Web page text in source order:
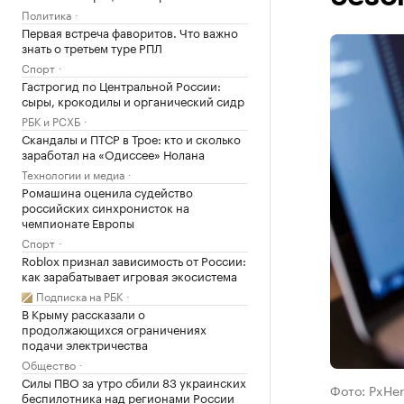
Политика
Первая встреча фаворитов. Что важно
знать о третьем туре РПЛ
Спорт
Гастрогид по Центральной России:
сыры, крокодилы и органический сидр
РБК и РСХБ
Скандалы и ПТСР в Трое: кто и сколько
заработал на «Одиссее» Нолана
Технологии и медиа
Ромашина оценила судейство
российских синхронисток на
чемпионате Европы
Спорт
Roblox признал зависимость от России:
как зарабатывает игровая экосистема
Подписка на РБК
В Крыму рассказали о
продолжающихся ограничениях
подачи электричества
Общество
Силы ПВО за утро сбили 83 украинских
беспилотника над регионами России
Фото: